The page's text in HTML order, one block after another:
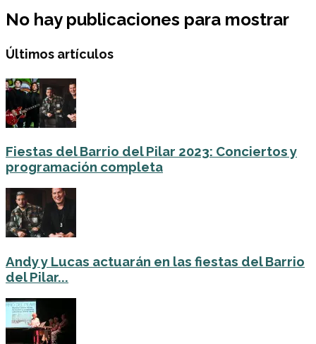
No hay publicaciones para mostrar
Últimos artículos
Fiestas del Barrio del Pilar 2023: Conciertos y
programación completa
Andy y Lucas actuarán en las fiestas del Barrio
del Pilar...